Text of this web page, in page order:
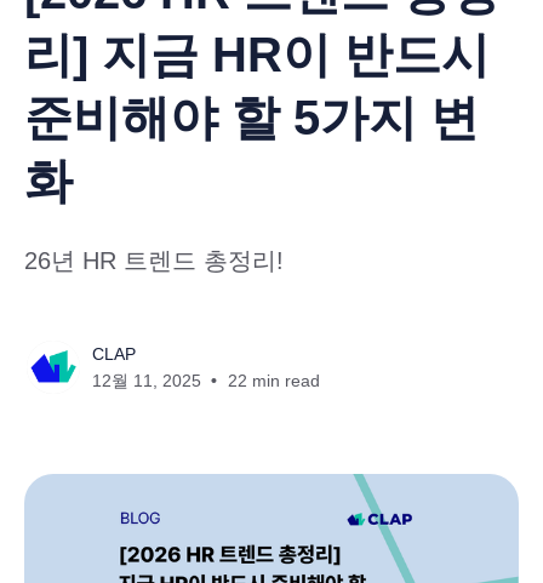
리] 지금 HR이 반드시
준비해야 할 5가지 변
화
26년 HR 트렌드 총정리!
CLAP
12월 11, 2025
22 min read